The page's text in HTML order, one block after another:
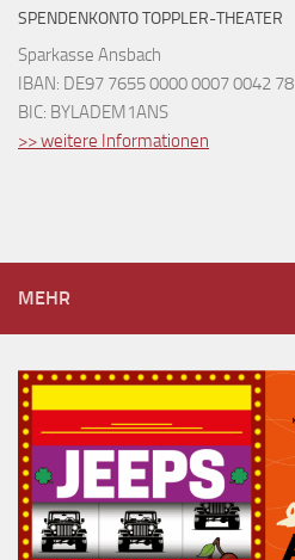
SPENDENKONTO TOPPLER-THEATER
Sparkasse Ansbach
IBAN: DE97 7655 0000 0007 0042 78
BIC: BYLADEM1ANS
>> weitere Informationen
MEHR